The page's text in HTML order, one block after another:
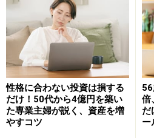
投資は「買っておしまい」で
「どう終わらせるか」まで考え
て完成します。目的や使う時期
ら逆算して投資を考えること
す。
※記事内容は執筆時点のものです。
い。
性格に合わない投資は損する
だけ！50代から4億円を築い
た専業主婦が説く、資産を増
やすコツ
倍
だ
ー